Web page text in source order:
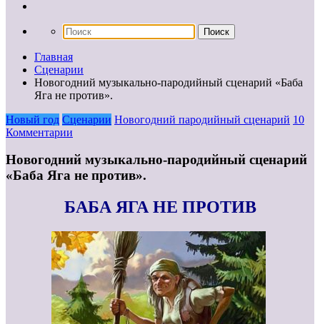
Главная
Сценарии
Новогодний музыкально-пародийный сценарий «Баба
Яга не против».
Новый год Сценарии Новогодний пародийный сценарий 10
Комментарии
Новогодний музыкально-пародийный сценарий
«Баба Яга не против».
БАБА ЯГА НЕ ПРОТИВ